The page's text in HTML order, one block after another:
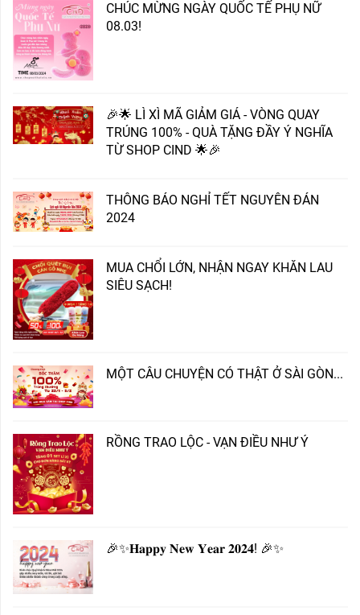
CHÚC MỪNG NGÀY QUỐC TẾ PHỤ NỮ
08.03!
🎉🌟 LÌ XÌ MÃ GIẢM GIÁ - VÒNG QUAY
TRÚNG 100% - QUÀ TẶNG ĐẦY Ý NGHĨA
TỪ SHOP CIND 🌟🎉
THÔNG BÁO NGHỈ TẾT NGUYÊN ĐÁN
2024
MUA CHỔI LỚN, NHẬN NGAY KHĂN LAU
SIÊU SẠCH!
MỘT CÂU CHUYỆN CÓ THẬT Ở SÀI GÒN...
RỒNG TRAO LỘC - VẠN ĐIỀU NHƯ Ý
🎉✨𝐇𝐚𝐩𝐩𝐲 𝐍𝐞𝐰 𝐘𝐞𝐚𝐫 𝟐𝟎𝟐𝟒! 🎉✨